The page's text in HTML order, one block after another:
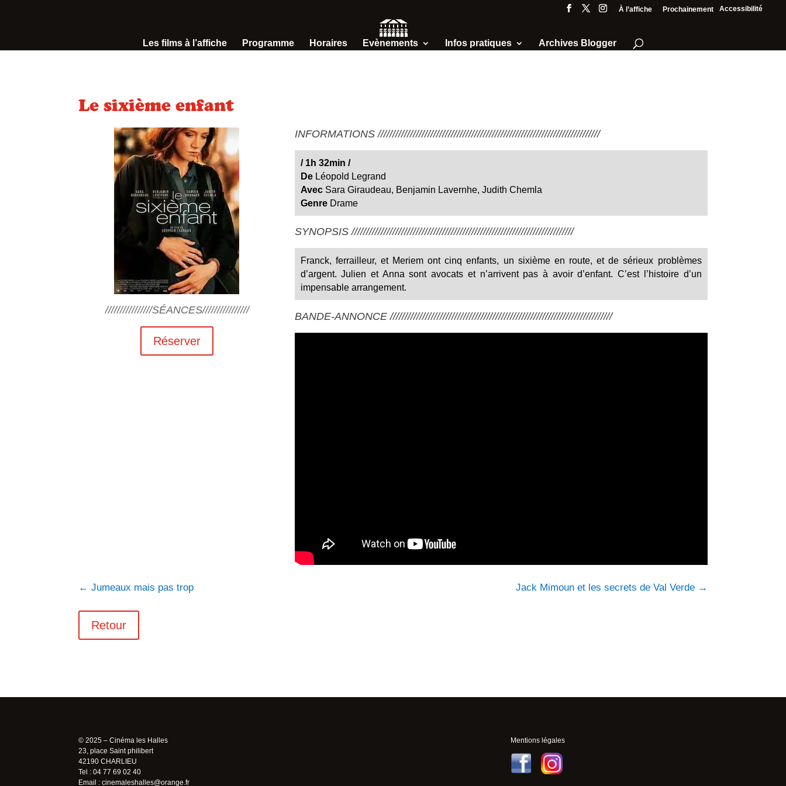
Accessibilité
À l’affiche Prochainement
Les films à l’affiche Programme Horaires Evènements Infos pratiques Archives Blogger
Le sixième enfant
////////////////SÉANCES////////////////
Réserver
INFORMATIONS ////////////////////////////////////////////////////////////////////////////
/1h 32min /
DeLéopold Legrand
AvecSara Giraudeau, Benjamin Lavernhe, Judith Chemla
GenreDrame
SYNOPSIS ////////////////////////////////////////////////////////////////////////////
Franck, ferrailleur, et Meriem ont cinq enfants, un sixième en route, et de sérieux problèmes
d’argent. Julien et Anna sont avocats et n’arrivent pas à avoir d’enfant. C’est l’histoire d’un
impensable arrangement.
BANDE-ANNONCE ////////////////////////////////////////////////////////////////////////////
←Jumeaux mais pas trop Jack Mimoun et les secrets de Val Verde→
Retour
© 2025 – Cinéma les Halles
23, place Saint philibert
42190 CHARLIEU
Tel : 04 77 69 02 40
Email :cinemaleshalles@orange.fr
Mentions légales